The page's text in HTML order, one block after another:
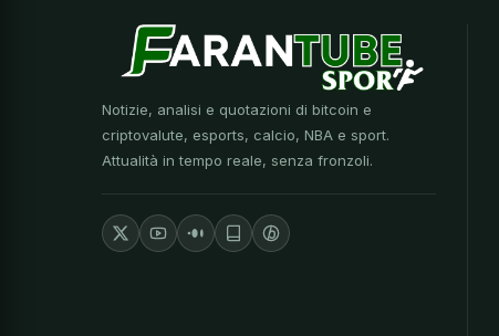
Notizie, analisi e quotazioni di bitcoin e
criptovalute, esports, calcio, NBA e sport.
Attualità in tempo reale, senza fronzoli.